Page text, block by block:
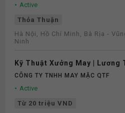
Active
Thỏa Thuận
Hà Nội, Hồ Chí Minh, Bà Rịa -
Ninh
Kỹ Thuật Xưởng May | Lương
CÔNG TY TNHH MAY MẶC QTF
Active
Từ 20 triệu VND